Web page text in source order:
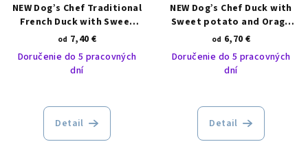
NEW Dog’s Chef Traditional
French Duck with Sweet
potato and Orange SMALL
od 7,40 €
Doručenie do 5 pracovných
dní
Detail
NEW Dog’s Chef Duck with
Sweet potato and Orage
ADULT
od 6,70 €
Doručenie do 5 pracovných
dní
Detail